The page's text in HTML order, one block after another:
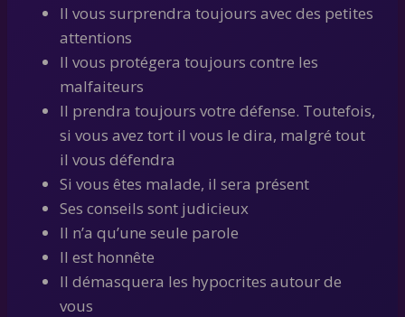
Il vous surprendra toujours avec des petites
attentions
Il vous protégera toujours contre les
malfaiteurs
Il prendra toujours votre défense. Toutefois,
si vous avez tort il vous le dira, malgré tout
il vous défendra
Si vous êtes malade, il sera présent
Ses conseils sont judicieux
Il n’a qu’une seule parole
Il est honnête
Il démasquera les hypocrites autour de
vous